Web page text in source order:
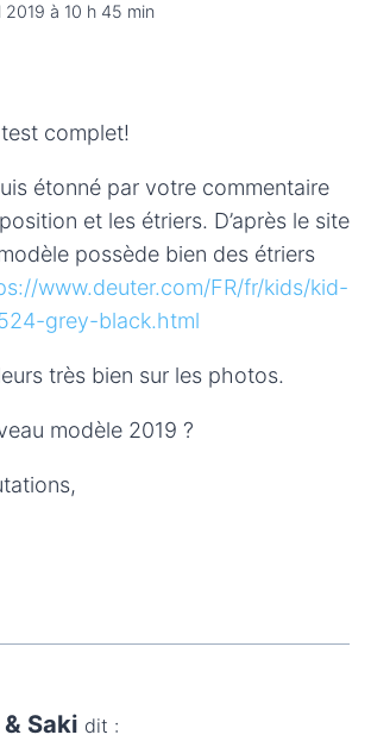
2019 à 10 h 45 min
complet!
étonné par votre commentaire
et les étriers. D’après le site
possède bien des étriers
www.deuter.com/FR/fr/kids/kid-
grey-black.html
très bien sur les photos.
modèle 2019 ?
& Saki dit :